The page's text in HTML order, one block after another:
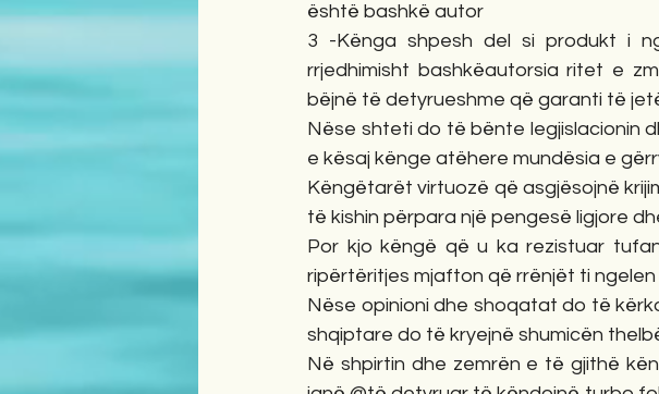
është bashkë autor
3 -Kënga shpesh del si produkt i
rrjedhimisht bashkëautorsia ritet e
bëjnë të detyrueshme që garanti të
Nëse shteti do të bënte legjislacionin
e kësaj kënge atëhere mundësia e
Këngëtarët virtuozë që asgjësojnë
të kishin përpara një pengesë ligjore
Por kjo këngë që u ka rezistuar
ripërtëritjes mjafton që rrënjët ti
Nëse opinioni dhe shoqatat do të
shqiptare do të kryejnë shumicën
Në shpirtin dhe zemrën e të gjithë